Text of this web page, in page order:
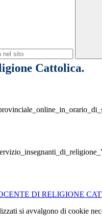
Cattolica.
DI RELIGIONE
si avvalgono di cookie